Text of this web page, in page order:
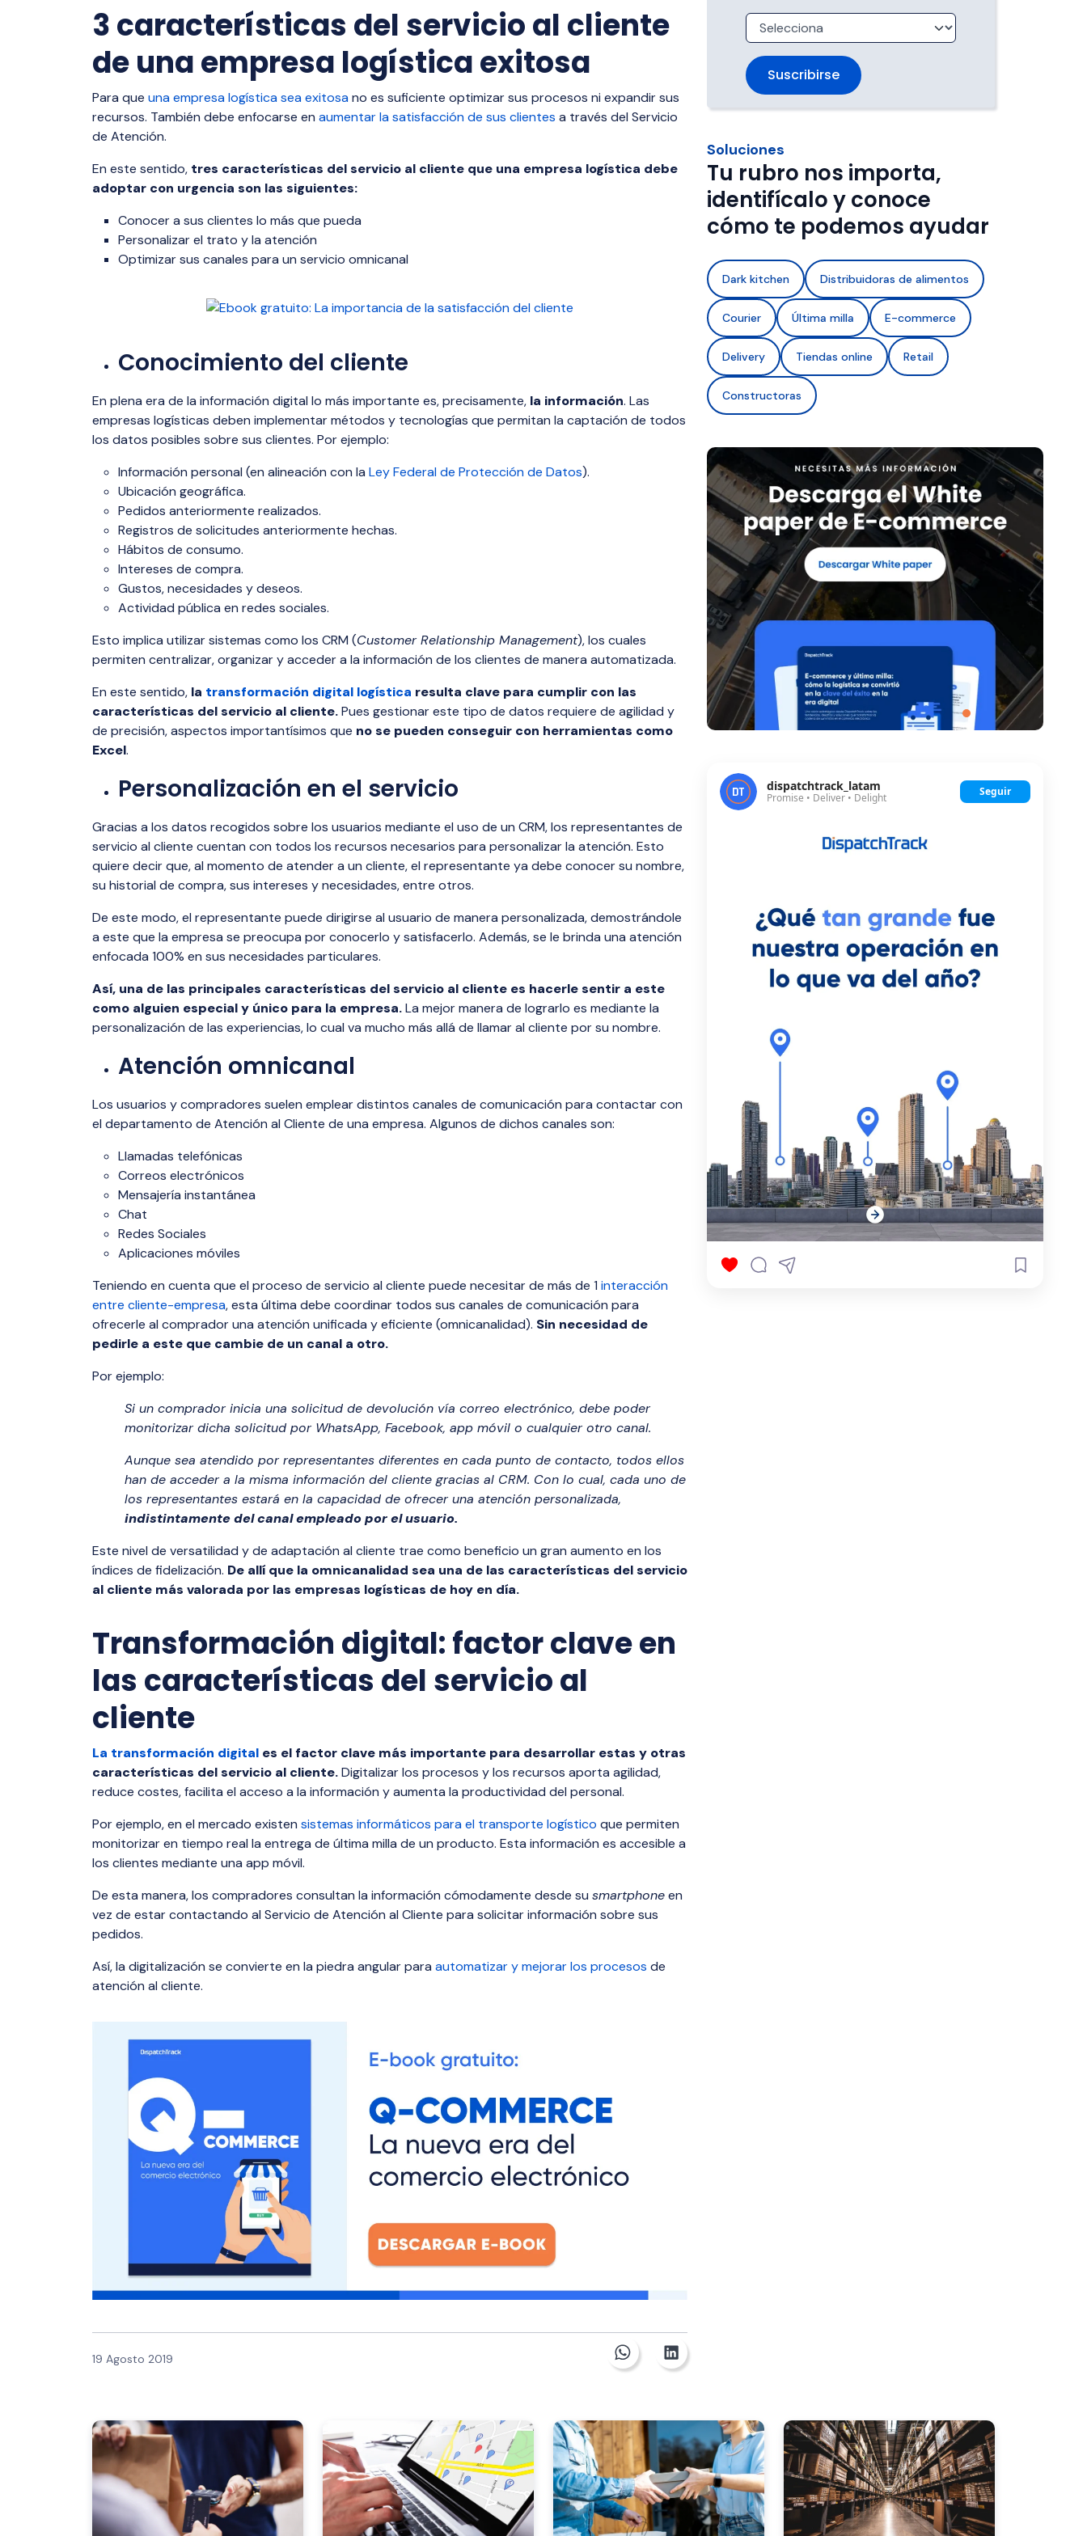
total de tus operaciones.
eficiencia diaria.
Dangerous Materials
Distribution
Distribución segura de materiales
monitoreo en tiempo real.
con operadores 3PL.
Foodstuff Distribution
Solución para transportar alimentos con
trazabilidad, control de cadena de frío y
3 características del servicio al cliente
de una empresa logística exitosa
Para que una empresa logística sea exitosano es suficiente optimizar sus procesos ni expandir sus
recursos. También debe enfocarse en aumentar la satisfacción de sus clientes a través del Servicio
de Atención.
En este sentido, tres características del servicio al cliente que una empresa logística debe
adoptar con urgencia son las siguientes:
Conocer a sus clientes lo más que pueda
Personalizar el trato y la atención
Optimizar sus canales para un servicio omnicanal
Conocimiento del cliente
En plena era de la información digital lo más importante es, precisamente, la información. Las
empresas logísticas deben implementar métodos y tecnologías que permitan la captación de todos
los datos posibles sobre sus clientes. Por ejemplo:
Información personal (en alineación con la Ley Federal de Protección de Datos).
Ubicación geográfica.
Pedidos anteriormente realizados.
Registros de solicitudes anteriormente hechas.
Hábitos de consumo.
Intereses de compra.
Gustos, necesidades y deseos.
Actividad pública en redes sociales.
Esto implica utilizar sistemas como los CRM (Customer Relationship Management), los cuales
permiten centralizar, organizar y acceder a la información de los clientes de manera automatizada.
En este sentido, la transformación digital logística resulta clave para cumplir con las
características del servicio al cliente.Pues gestionar este tipo de datos requiere de agilidad y
de precisión, aspectos importantísimos que no se pueden conseguir con herramientas como
Excel.
Personalización en el servicio
Gracias a los datos recogidos sobre los usuarios mediante el uso de un CRM, los representantes de
servicio al cliente cuentan con todos los recursos necesarios para personalizar la atención. Esto
quiere decir que, al momento de atender a un cliente, el representante ya debe conocer su nombre,
su historial de compra, sus intereses y necesidades, entre otros.
De este modo, el representante puede dirigirse al usuario de manera personalizada, demostrándole
a este que la empresa se preocupa por conocerlo y satisfacerlo. Además, se le brinda una atención
enfocada 100% en sus necesidades particulares.
Así, una de las principales características del servicio al cliente es hacerle sentir a este
como alguien especial y único para la empresa.La mejor manera de lograrlo es mediante la
personalización de las experiencias, lo cual va mucho más allá de llamar al cliente por su nombre.
Atención omnicanal
Los usuarios y compradores suelen emplear distintos canales de comunicación para contactar con
el departamento de Atención al Cliente de una empresa. Algunos de dichos canales son:
Llamadas telefónicas
Correos electrónicos
Mensajería instantánea
Chat
Redes Sociales
Aplicaciones móviles
Teniendo en cuenta que el proceso de servicio al cliente puede necesitar de más de 1 interacción
entre cliente-empresa, esta última debe coordinar todos sus canales de comunicación para
ofrecerle al comprador una atención unificada y eficiente (omnicanalidad). Sin necesidad de
pedirle a este que cambie de un canal a otro.
Por ejemplo:
Si un comprador inicia una solicitud de devolución vía correo electrónico, debe poder
monitorizar dicha solicitud por WhatsApp, Facebook, app móvil o cualquier otro canal.
Aunque sea atendido por representantes diferentes en cada punto de contacto, todos ellos
han de acceder a la misma información del cliente gracias al CRM. Con lo cual, cada uno de
los representantes estará en la capacidad de ofrecer una atención personalizada,
indistintamente del canal empleado por el usuario.
Este nivel de versatilidad y de adaptación al cliente trae como beneficio un gran aumento en los
índices de fidelización. De allí que la omnicanalidad sea una de las características del servicio
al cliente más valorada por las empresas logísticas de hoy en día.
Transformación digital: factor clave en
las características del servicio al
cliente
La transformación digital es el factor clave más importante para desarrollar estas y otras
características del servicio al cliente.Digitalizar los procesos y los recursos aporta agilidad,
reduce costes, facilita el acceso a la información y aumenta la productividad del personal.
Por ejemplo, en el mercado existen sistemas informáticos para el transporte logístico que permiten
monitorizar en tiempo real la entrega de última milla de un producto. Esta información es accesible a
los clientes mediante una app móvil.
De esta manera, los compradores consultan la información cómodamente desde su smartphoneen
vez de estar contactando al Servicio de Atención al Cliente para solicitar información sobre sus
pedidos.
Así, la digitalización se convierte en la piedra angular para automatizar y mejorar los procesos de
atención al cliente.
19 Agosto 2019
Soluciones
Tu rubro nos importa,
identifícalo y conoce
cómo te podemos ayudar
Dark kitchen Distribuidoras de alimentos
Courier Última milla E-commerce
Delivery Tiendas online Retail
Constructoras
dispatchtrack_latam
Promise • Deliver • Delight Seguir